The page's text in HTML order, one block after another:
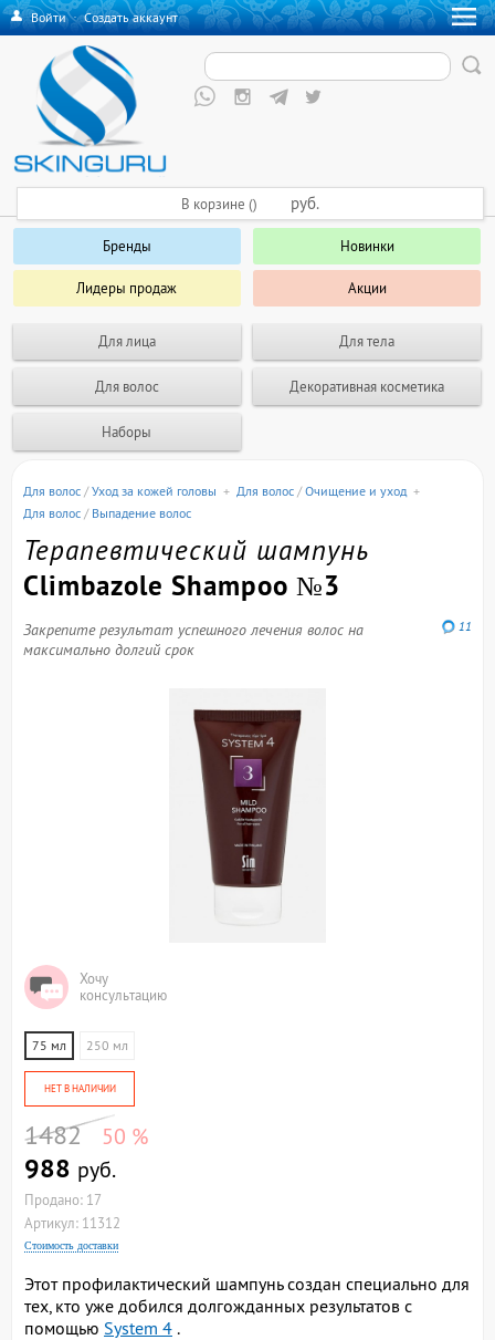
Войти·Создать аккаунт
Бренды Новинки
Лидеры продаж Акции
Для лица Для тела
Для волос Декоративная косметика
Наборы
В корзине () руб.
Для волос /Уход за кожей головы + Для волос /Очищение и уход+
Для волос / Выпадение волос
Терапевтический шампунь
Climbazole Shampoo №3
11
Закрепите результат успешного лечения волос на
максимально долгий срок
Хочу
консультацию
75 мл 250 мл
НЕТ В НАЛИЧИИ
1482 50 %
988 руб.
Продано: 17
Артикул: 11312
Стоимость доставки
Этот профилактический шампунь создан специально для
тех, кто уже добился долгожданных результатов с
помощью System 4 .